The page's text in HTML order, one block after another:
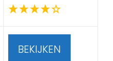
BEKIJKEN